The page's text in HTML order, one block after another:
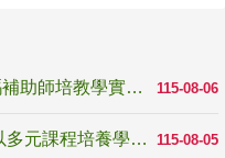
115-08-06
深化師培與現場連結！教育部加碼補助師培教學實踐研究 10月師培國際研討會交流教學實踐經驗
115-08-05
國教署「全國高中暑期研習營」 以多元課程培養學生瞭解誠信專業與倫理價值